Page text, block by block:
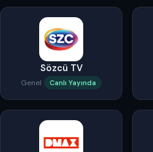
Sözcü TV
Genel Canlı Yayında